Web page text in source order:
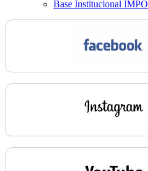
Base Institucional IMPO